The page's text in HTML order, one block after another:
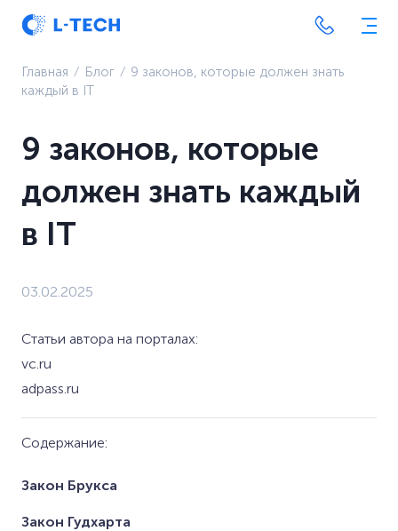
Главная ⁄ Блог ⁄ 9 законов, которые должен знать
каждый в IT
9 законов, которые
должен знать каждый
в IT
03.02.2025
Статьи автора на порталах:
vc.ru
adpass.ru
Содержание:
Закон Брукса
Закон Гудхарта